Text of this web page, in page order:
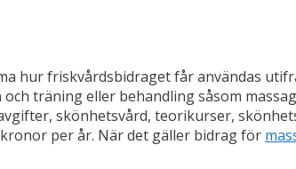
hur friskvårdsbidraget får användas
träning eller behandling såsom
skönhetsvård, teorikurser,
per år. När det gäller bidrag för